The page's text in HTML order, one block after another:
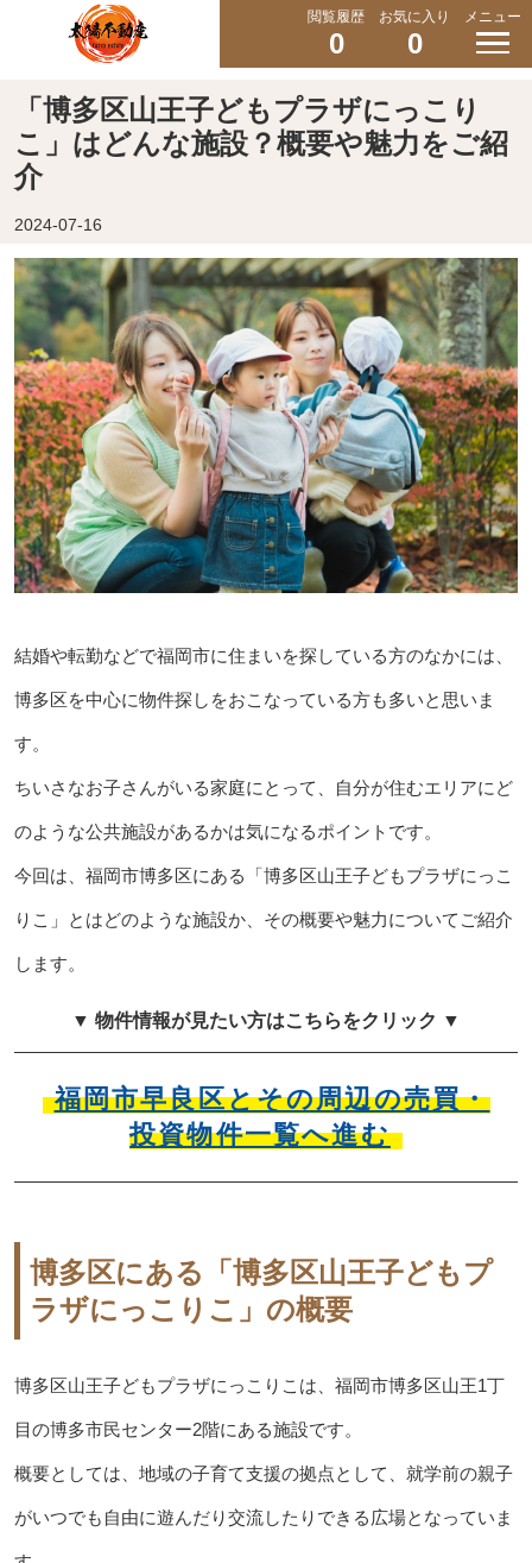
閲覧履歴
0
お気に入り
0
メニュー
「博多区山王子どもプラザにっこり
こ」はどんな施設？概要や魅力をご紹
介
2024-07-16
結婚や転勤などで福岡市に住まいを探している方のなかには、
博多区を中心に物件探しをおこなっている方も多いと思いま
す。
ちいさなお子さんがいる家庭にとって、自分が住むエリアにど
のような公共施設があるかは気になるポイントです。
今回は、福岡市博多区にある「博多区山王子どもプラザにっこ
りこ」とはどのような施設か、その概要や魅力についてご紹介
します。
▼ 物件情報が見たい方はこちらをクリック ▼
福岡市早良区とその周辺の売買・
投資物件一覧へ進む
博多区にある「博多区山王子どもプ
ラザにっこりこ」の概要
博多区山王子どもプラザにっこりこは、福岡市博多区山王1丁
目の博多市民センター2階にある施設です。
概要としては、地域の子育て支援の拠点として、就学前の親子
がいつでも自由に遊んだり交流したりできる広場となっていま